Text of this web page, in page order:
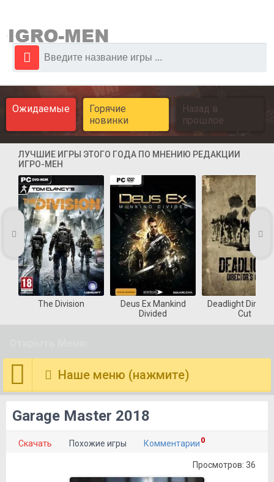
Ожидаемые
Горячие
новинки
Назад в
прошлое
ЛУЧШИЕ ИГРЫ ЭТОГО ГОДА ПО МНЕНИЮ РЕДАКЦИИ
ИГРО-МЕН
The Division
Deus Ex Mankind
Divided
Deadlight
Cut
Наше меню (нажмите)
Garage Master 2018
Скачать Похожие игры Комментарии 0
Просмотров: 36